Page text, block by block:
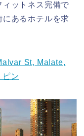
ットネス完備で
あるホテルを求
St, Malate,
ン